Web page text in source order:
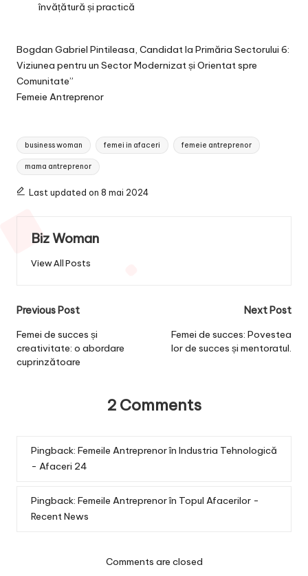
învățătură și practică
Bogdan Gabriel Pintileasa, Candidat la Primăria Sectorului 6:
Viziunea pentru un Sector Modernizat și Orientat spre
Comunitate”
Femeie Antreprenor
Tags:
business woman femei in afaceri femeie antreprenor
mama antreprenor
Last updated on 8 mai 2024
Biz Woman
View All Posts
Post
navigation
Previous Post
Femei de succes și
creativitate: o abordare
cuprinzătoare
Next Post
Femei de succes: Povestea
lor de succes și mentoratul.
2 Comments
Pingback: Femeile Antreprenor în Industria Tehnologică
- Afaceri 24
Pingback: Femeile Antreprenor în Topul Afacerilor -
Recent News
Comments are closed